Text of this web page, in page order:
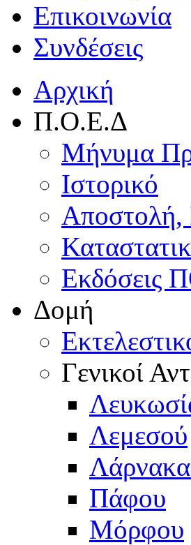
Επικοινωνία
Συνδέσεις
Αρχική
Π.Ο.Ε.Δ
Μήνυμα
Ιστορικό
Εκδόσεις
Δομή
Γενικοί
Λεμεσού
Πάφου
Μόρφου